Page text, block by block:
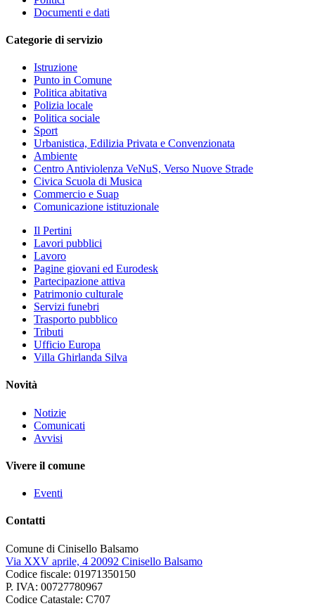
Documenti e dati
Categorie di servizio
Istruzione
Punto in Comune
Politica abitativa
Polizia locale
Politica sociale
Sport
Urbanistica, Edilizia Privata e Convenzionata
Ambiente
Centro Antiviolenza VeNuS, Verso Nuove Strade
Civica Scuola di Musica
Commercio e Suap
Comunicazione istituzionale
Il Pertini
Lavori pubblici
Lavoro
Pagine giovani ed Eurodesk
Partecipazione attiva
Patrimonio culturale
Servizi funebri
Trasporto pubblico
Tributi
Ufficio Europa
Villa Ghirlanda Silva
Novità
Notizie
Comunicati
Avvisi
Vivere il comune
Eventi
Contatti
Comune di Cinisello Balsamo
Via XXV aprile, 4 20092 Cinisello Balsamo
Codice fiscale: 01971350150
P. IVA: 00727780967
Codice Catastale: C707